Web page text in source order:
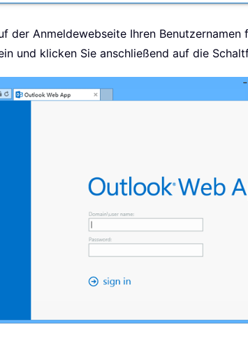
der Anmeldewebseite Ihren
und klicken Sie anschließend auf die